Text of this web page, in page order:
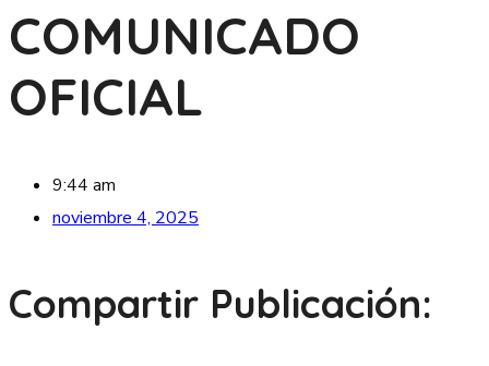
COMUNICADO
OFICIAL
9:44 am
noviembre 4, 2025
Compartir Publicación: